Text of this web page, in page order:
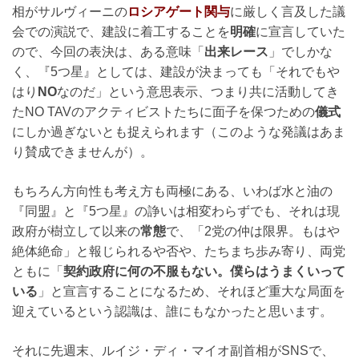
相がサルヴィーニのロシアゲート関与に厳しく言及した議
会での演説で、建設に着工することを明確に宣言していた
ので、今回の表決は、ある意味「 出来レース 」でしかな
く、『5つ星』としては、建設が決まっても「それでもや
はり NOなのだ」という意思表示、つまり共に活動してき
たNO TAVのアクティビストたちに面子を保つための儀式
にしか過ぎないとも捉えられます（このような発議はあま
り賛成できませんが）。
もちろん方向性も考え方も両極にある、いわば水と油の
『同盟』と『5つ星』の諍いは相変わらずでも、それは現
政府が樹立して以来の常態で、「2党の仲は限界。もはや
絶体絶命」と報じられるや否や、たちまち歩み寄り、両党
ともに「 契約政府に何の不服もない。僕らはうまくいって
いる 」と宣言することになるため、それほど重大な局面を
迎えているという認識は、誰にもなかったと思います。
それに先週末、ルイジ・ディ・マイオ副首相がSNSで、